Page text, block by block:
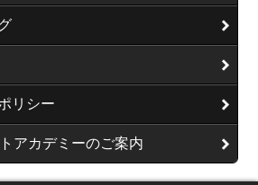
リシー
アカデミーのご案内